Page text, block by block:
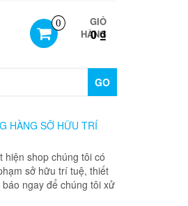
0
GIỎ
HÀNG
0 ₫
GO
HÀNG SỠ HỮU TRÍ
hiện shop chúng tôi có
sở hữu trí tuệ, thiết
ngay để chúng tôi xử